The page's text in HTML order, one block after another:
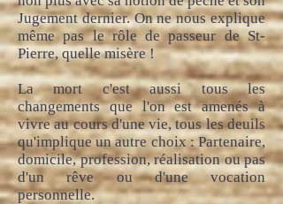
Jugement dernier. On ne nous explique
même pas le rôle de passeur de St-
Pierre, quelle misère !
La mort c'est aussi tous les
changements que l'on est amenés à
vivre au cours d'une vie, tous les deuils
qu'implique un autre choix : Partenaire,
domicile, profession, réalisation ou pas
d'un rêve ou d'une vocation
personnelle.